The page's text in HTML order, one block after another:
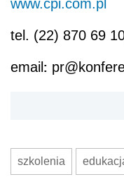
www.cpi.com.pl
tel. (22) 870 69
email :
szkolenia